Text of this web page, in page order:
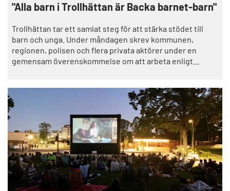
"Alla barn i Trollhättan är Backa barnet-barn"
Trollhättan tar ett samlat steg för att stärka stödet till
barn och unga. Under måndagen skrev kommunen,
regionen, polisen och flera privata aktörer under en
gemensam överenskommelse om att arbeta enligt